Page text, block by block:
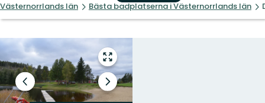
Västernorrlands län Bästa badplatserna i Västernorrlands län
Gå
till
helskärmsläge
Föregående
bild
Nästa
bildspel